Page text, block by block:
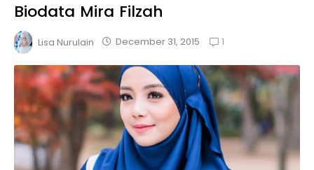
Biodata Mira Filzah
Lisa Nurulain December 31, 2015 1